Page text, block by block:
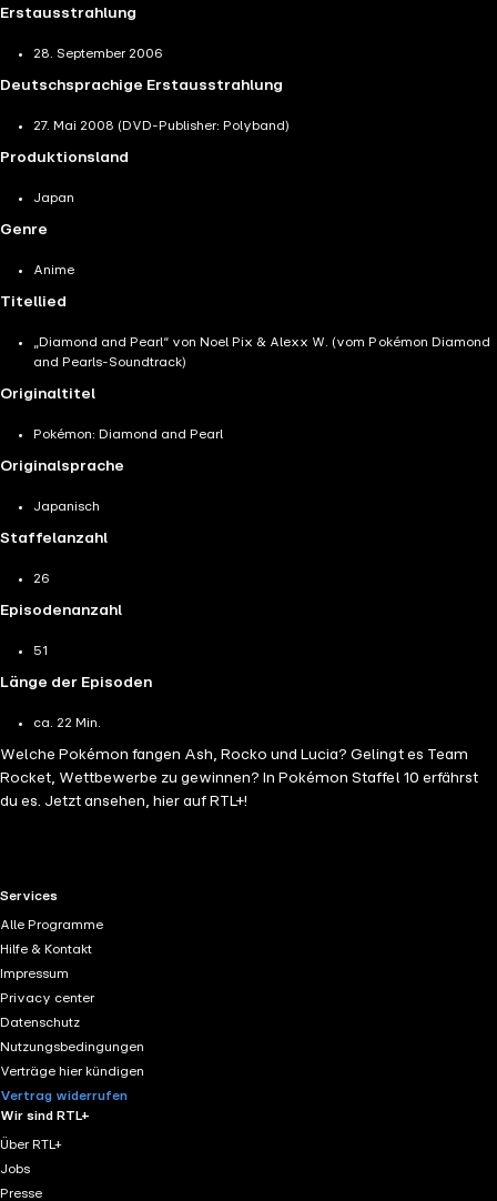
Erstausstrahlung
28. September 2006
Deutschsprachige Erstausstrahlung
27. Mai 2008 (DVD-Publisher: Polyband)
Produktionsland
Japan
Genre
Anime
Titellied
„Diamond and Pearl“ von Noel Pix & Alexx W. (vom Pokémon Diamond
and Pearls-Soundtrack)
Originaltitel
Pokémon: Diamond and Pearl
Originalsprache
Japanisch
Staffelanzahl
26
Episodenanzahl
51
Länge der Episoden
ca. 22 Min.
Welche Pokémon fangen Ash, Rocko und Lucia? Gelingt es Team
Rocket, Wettbewerbe zu gewinnen? In Pokémon Staffel 10 erfährst
du es. Jetzt ansehen, hier auf RTL+!
RTL+ useful links.
Services
Alle Programme
Hilfe & Kontakt
Impressum
Privacy center
Datenschutz
Nutzungsbedingungen
Verträge hier kündigen
Vertrag widerrufen
Wir sind RTL+
Über RTL+
Jobs
Presse